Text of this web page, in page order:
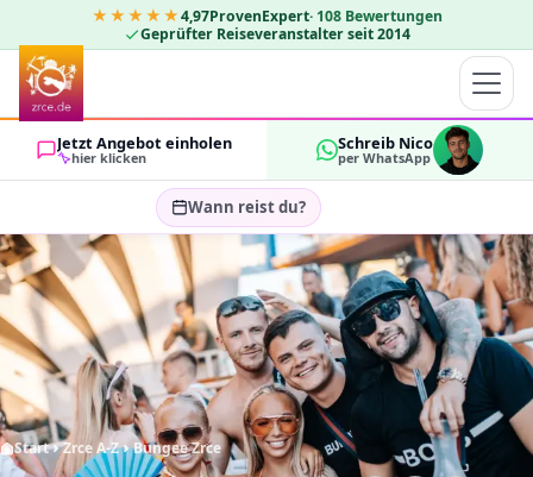
★★★★★4,97ProvenExpert· 108 Bewertungen
Geprüfter Reiseveranstalter seit 2014
Jetzt Angebot einholen
hier klicken
Schreib Nico
per WhatsApp
Wann reist du?
Reisezeitraum wählen…
GÄSTE
2 OK
Start Zrce A-Z Bungee Zrce